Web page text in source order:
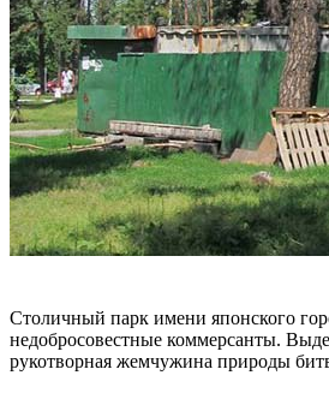
Столичный парк имени японского
недобросовестные коммерсанты.
рукотворная жемчужина природы